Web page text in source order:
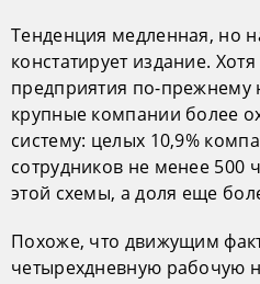
Тенденция медленная, но
констатирует издание.
предприятия по-прежнему
крупные компании более
систему: целых 10,9%
сотрудников не менее 500
этой схемы, а доля еще
Похоже, что движущим
четырехдневную рабочую